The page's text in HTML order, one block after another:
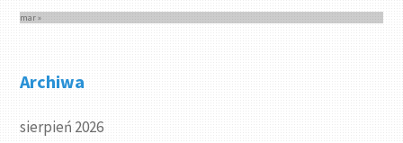
mar »
Archiwa
sierpień 2026